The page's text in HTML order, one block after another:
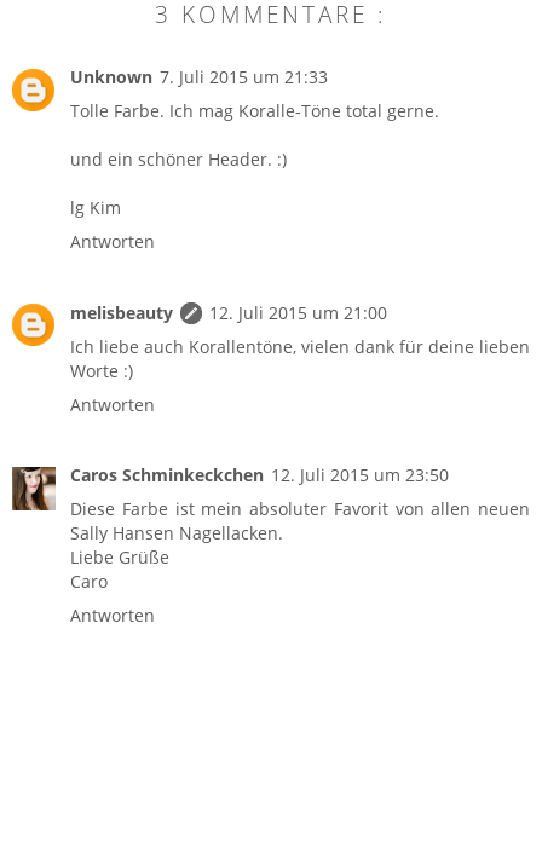
3 KOMMENTARE :
Unknown 7. Juli 2015 um 21:33
Tolle Farbe. Ich mag Koralle-Töne total gerne.
und ein schöner Header. :)
lg Kim
Antworten
melisbeauty
12. Juli 2015 um 21:00
Ich liebe auch Korallentöne, vielen dank für deine lieben
Worte :)
Antworten
Caros Schminkeckchen 12. Juli 2015 um 23:50
Diese Farbe ist mein absoluter Favorit von allen neuen
Sally Hansen Nagellacken.
Liebe Grüße
Caro
Antworten